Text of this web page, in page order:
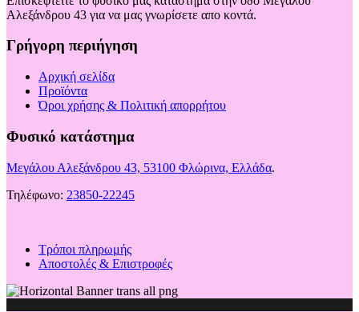
Αλεξάνδρου 43 για να μας γνωρίσετε απο κοντά.
Γρήγορη περιήγηση
Αρχική σελίδα
Προϊόντα
Όροι χρήσης & Πολιτική απορρήτου
Φυσικό κατάστημα
Μεγάλου Αλεξάνδρου 43, 53100 Φλώρινα, Ελλάδα.
Τηλέφωνο: 23850-22245
Τρόποι πληρωμής
Αποστολές & Επιστροφές